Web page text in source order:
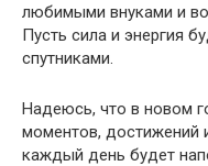
любимыми внуками и
Пусть сила и энергия
спутниками.
Надеюсь, что в новом
моментов, достижений
каждый день будет